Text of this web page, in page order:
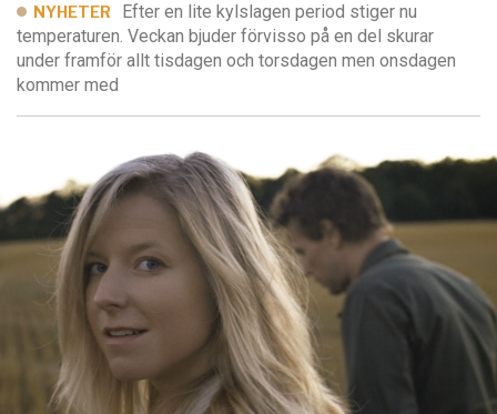
NYHETER
Efter en lite kylslagen period stiger nu
temperaturen. Veckan bjuder förvisso på en del skurar
under framför allt tisdagen och torsdagen men onsdagen
kommer med